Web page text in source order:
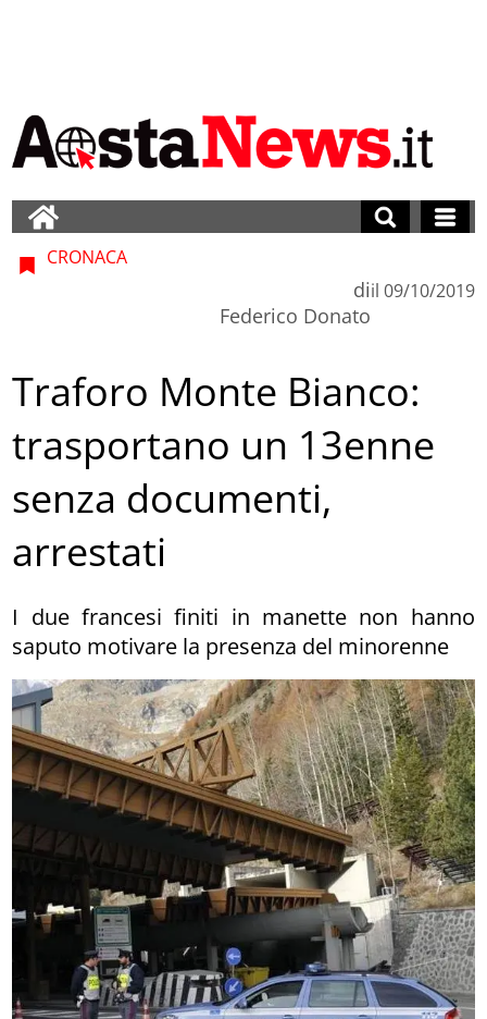
CRONACA
di
Federico Donato
il 09/10/2019
Traforo Monte Bianco:
trasportano un 13enne
senza documenti,
arrestati
I due francesi finiti in manette non hanno
saputo motivare la presenza del minorenne